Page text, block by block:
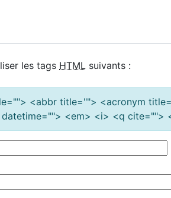
les tags HTML suivants :
<abbr title=""> <acronym
<em> <i> <q cite="">